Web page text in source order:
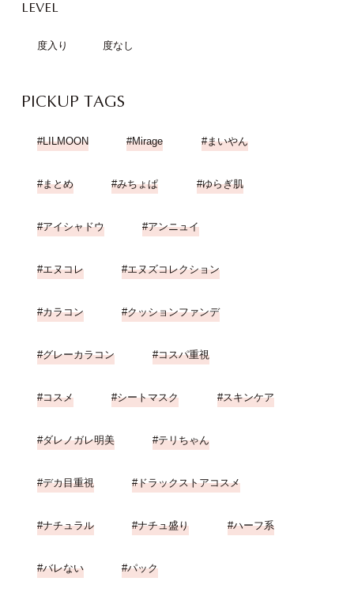
LEVEL
度入り 度なし
PICKUP TAGS
LILMOON Mirage まいやん
まとめ みちょぱ ゆらぎ肌
アイシャドウ アンニュイ
エヌコレ エヌズコレクション
カラコン クッションファンデ
グレーカラコン コスパ重視
コスメ シートマスク スキンケア
ダレノガレ明美 テリちゃん
デカ目重視 ドラックストアコスメ
ナチュラル ナチュ盛り ハーフ系
バレない パック